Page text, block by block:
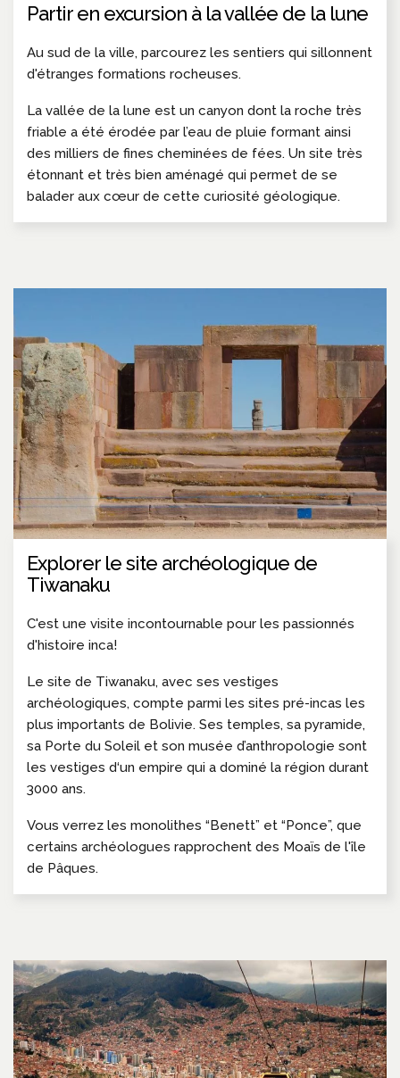
Partir en excursion à la vallée de la lune
Au sud de la ville, parcourez les sentiers qui sillonnent
d'étranges formations rocheuses.
La vallée de la lune est un canyon dont la roche très
friable a été érodée par l’eau de pluie formant ainsi
des milliers de fines cheminées de fées. Un site très
étonnant et très bien aménagé qui permet de se
balader aux cœur de cette curiosité géologique.
Explorer le site archéologique de
Tiwanaku
C'est une visite incontournable pour les passionnés
d'histoire inca!
Le site de Tiwanaku, avec ses vestiges
archéologiques, compte parmi les sites pré-incas les
plus importants de Bolivie. Ses temples, sa pyramide,
sa Porte du Soleil et son musée d’anthropologie sont
les vestiges d‘un empire qui a dominé la région durant
3000 ans.
Vous verrez les monolithes “Benett” et “Ponce”, que
certains archéologues rapprochent des Moaïs de l'île
de Pâques.